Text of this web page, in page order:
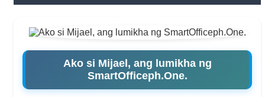
Ako si Mijael, ang lumikha ng
SmartOfficeph.One.